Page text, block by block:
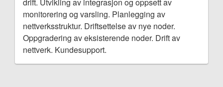
drift. Utvikling av integrasjon og oppsett av
monitorering og varsling. Planlegging av
nettverksstruktur. Driftsettelse av nye noder.
Oppgradering av eksisterende noder. Drift av
nettverk. Kundesupport.